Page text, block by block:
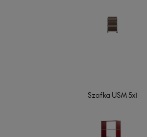
Szafka USM 5x1